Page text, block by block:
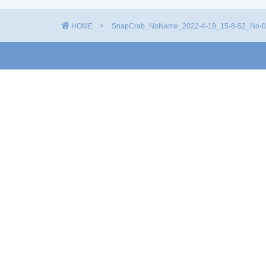
HOME SnapCrab_NoName_2022-4-18_15-8-52_No-